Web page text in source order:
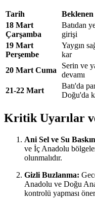
Tarih
18 Mart
Çarşamba
Batıdan
girişi
19 Mart
Perşembe
Yaygın
kar
20 Mart Cuma
Serin ve
devamı
21-22 Mart
Batı'da
Doğu'da
Kritik Uyarılar
Ani Sel ve Su
ve İç Anadolu
olunmalıdır.
Gizli Buzlanma:
Anadolu ve Doğu
kontrolü yapması